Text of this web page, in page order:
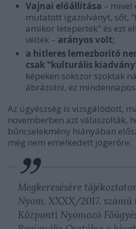
Vajnai előállítása – mivel
mutatott igazolványt, sőt,
amikor leteperték" és ezt
vélték – arányos volt;
a hitleres lemezborító
csak "kulturális
képeken sokszor szoktak
ábrázolni, ez
Az ügyészség is vizsgálódott,
novemberben azt válaszolták,
bűncselekmény hiányában
még nem emelkedett jogerőre:
Megkeresésére
Nyom. XXXX/2017. számú
Központi Nyomozó